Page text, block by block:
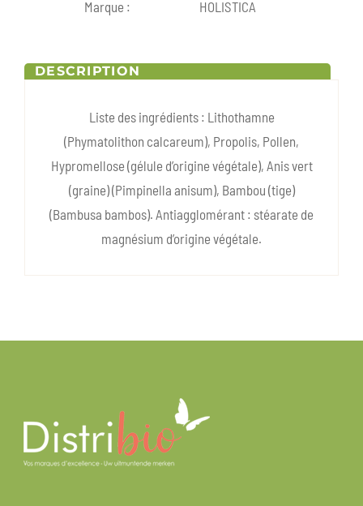
Marque :
HOLISTICA
DESCRIPTION
Liste des ingrédients : Lithothamne
(Phymatolithon calcareum), Propolis, Pollen,
Hypromellose (gélule d’origine végétale), Anis vert
(graine) (Pimpinella anisum), Bambou (tige)
(Bambusa bambos). Antiagglomérant : stéarate de
magnésium d’origine végétale.